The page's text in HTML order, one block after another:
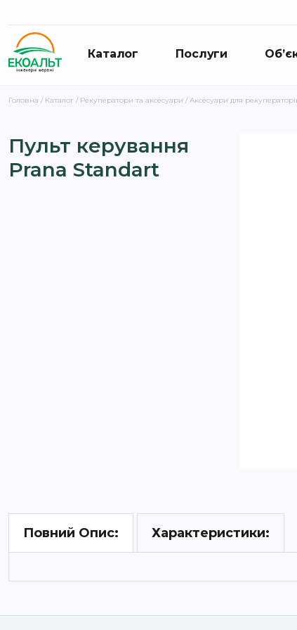
Каталог Послуги
Головна / Каталог / Рекуператори та аксесуари /Аксесуари для
Пульт керування
Prana Standart
Повний Опис: Характеристики: